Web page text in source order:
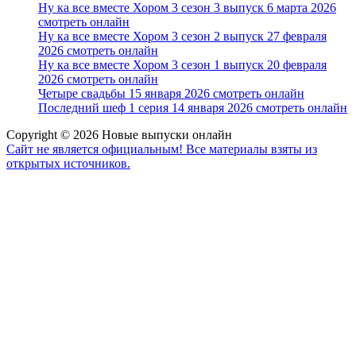
Ну ка все вместе Хором 3 сезон 3 выпуск 6 марта 2026
смотреть онлайн
Ну ка все вместе Хором 3 сезон 2 выпуск 27 февраля
2026 смотреть онлайн
Ну ка все вместе Хором 3 сезон 1 выпуск 20 февраля
2026 смотреть онлайн
Четыре свадьбы 15 января 2026 смотреть онлайн
Последний шеф 1 серия 14 января 2026 смотреть онлайн
Copyright © 2026 Новые выпуски онлайн
Сайт не является официальным! Все материалы взяты из
открытых источников.